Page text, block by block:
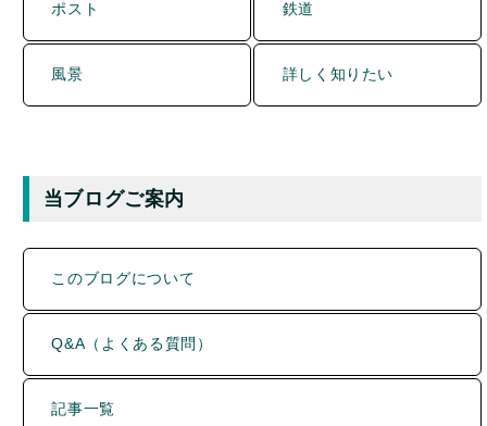
ポスト 鉄道
風景 詳しく知りたい
当ブログご案内
このブログについて
Q&A（よくある質問）
記事一覧